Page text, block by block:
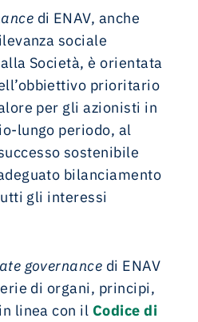
di ENAV, anche
sociale
Società, è orientata
prioritario
per gli azionisti in
lungo periodo, al
sostenibile
bilanciamento
gli interessi
governance di ENAV
di organi, principi,
linea con il Codice di